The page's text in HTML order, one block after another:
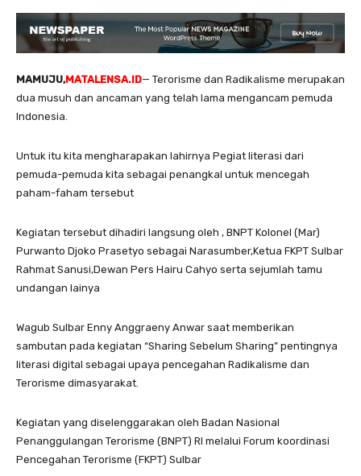
MAMUJU,MATALENSA.ID— Terorisme dan Radikalisme merupakan
dua musuh dan ancaman yang telah lama mengancam pemuda
Indonesia.
Untuk itu kita mengharapakan lahirnya Pegiat literasi dari
pemuda-pemuda kita sebagai penangkal untuk mencegah
paham-faham tersebut
Kegiatan tersebut dihadiri langsung oleh , BNPT Kolonel (Mar)
Purwanto Djoko Prasetyo sebagai Narasumber,Ketua FKPT Sulbar
Rahmat Sanusi,Dewan Pers Hairu Cahyo serta sejumlah tamu
undangan lainya
Wagub Sulbar Enny Anggraeny Anwar saat memberikan
sambutan pada kegiatan “Sharing Sebelum Sharing” pentingnya
literasi digital sebagai upaya pencegahan Radikalisme dan
Terorisme dimasyarakat.
Kegiatan yang diselenggarakan oleh Badan Nasional
Penanggulangan Terorisme (BNPT) RI melalui Forum koordinasi
Pencegahan Terorisme (FKPT) Sulbar